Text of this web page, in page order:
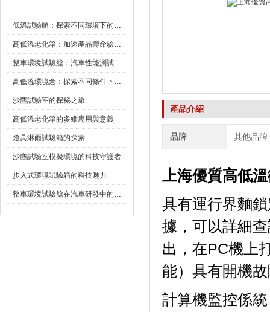
低溫試驗艙：探索不同環境下的科技邊界
高低溫老化箱：加速產品壽命驗證的可靠夥伴
整車環境試驗艙：汽車性能測試的設備
高低溫環境倉：探索不同條件下的科學奧秘
沙塵試驗室的探秘之旅
高低溫老化箱的多維應用與意義
燈具淋雨試驗箱的探索
沙塵試驗室模擬環境的科技守護者
步入式環境試驗箱的科技魅力
整車環境試驗艙在汽車研發中的作用
產品介紹
品牌 其他品牌
上海優質高低
具有運行界麵鎖
據，可以詳細
出，在PC
能）具有開機故
計算機監控係統